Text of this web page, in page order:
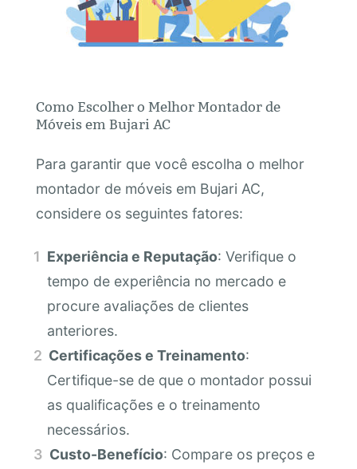
Como Escolher o Melhor Montador de
Móveis em Bujari AC
Para garantir que você escolha o melhor
montador de móveis em Bujari AC,
considere os seguintes fatores:
Experiência e Reputação: Verifique o
tempo de experiência no mercado e
procure avaliações de clientes
anteriores.
Certificações e Treinamento:
Certifique-se de que o montador possui
as qualificações e o treinamento
necessários.
Custo-Benefício: Compare os preços e